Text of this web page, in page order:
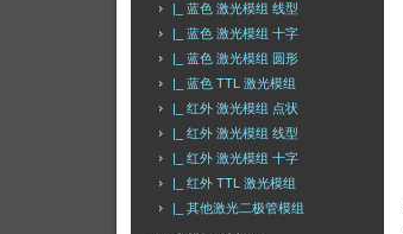
|_ 蓝色 激光模组 线型
|_ 蓝色 激光模组 十字
|_ 蓝色 激光模组 圆形
|_ 蓝色 TTL 激光模组
|_ 红外 激光模组 点状
|_ 红外 激光模组 线型
|_ 红外 激光模组 十字
|_ 红外 TTL 激光模组
|_ 其他激光二极管模组